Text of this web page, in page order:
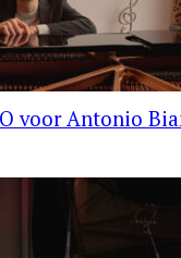
voor Antonio